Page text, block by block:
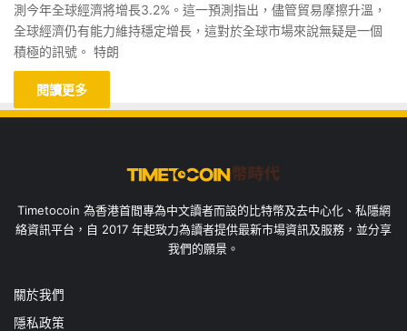
測今年全球經濟將增長3.2%。這一預測指出，儘管貿易摩擦升溫，
全球經濟仍有能力維持穩定增長，這對於全球市場來說無疑是一個
積極的訊號。 特朗
閱讀更多
Timetocoin 為香港首間專為中文讀者而設的比特幣及去中心化、私隱網
絡資訊平台，自 2017 年起致力為讀者提供最新市場資訊及服務，並分享
我們的願景。
關於我們
隱私政策